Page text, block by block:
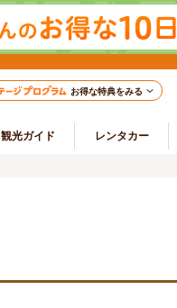
お得な特典をみる
観光ガイド レンタカー